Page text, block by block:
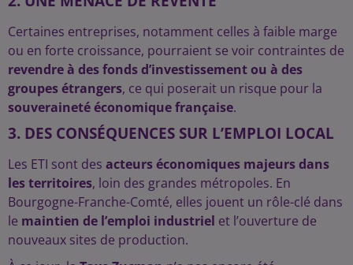
Certaines entreprises, notamment celles à faible marge
ou en forte croissance, pourraient se voir contraintes de
revendre à des fonds d’investissement ou à des
groupes étrangers, ce qui poserait un risque pour la
souveraineté économique française.
3. DES CONSÉQUENCES SUR L’EMPLOI LOCAL
Les ETI sont des acteurs économiques majeurs dans
les territoires, loin des grandes métropoles. En
Bourgogne-Franche-Comté, elles jouent un rôle-clé dans
le maintien de l’emploi industriel et l’ouverture de
nouveaux sites de production.